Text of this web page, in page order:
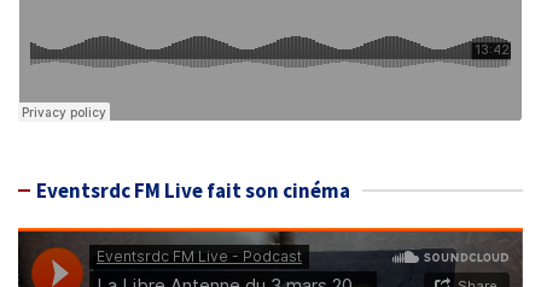
Eventsrdc FM Live fait son cinéma